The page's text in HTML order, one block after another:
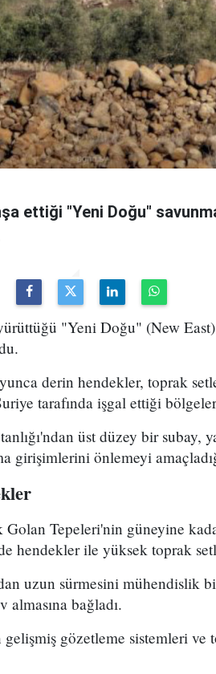
ettiği "Yeni Doğu"
"Yeni Doğu" (New
derin hendekler, toprak
tarafında işgal ettiği
üst düzey bir subay,
girişimlerini önlemeyi
Golan Tepeleri'nin güneyine
hendekler ile yüksek toprak
uzun sürmesini mühendislik
bağladı.
gelişmiş gözetleme sistemleri